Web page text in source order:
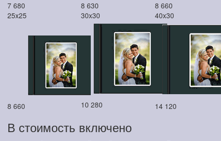
7 680 8 630
8 660
25x25
8 660
30x30
10 280
40x30
14 120
В стоимость включено